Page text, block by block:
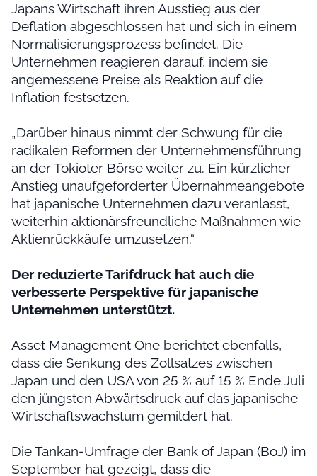
Japans Wirtschaft ihren Ausstieg aus der
Deflation abgeschlossen hat und sich in einem
Normalisierungsprozess befindet. Die
Unternehmen reagieren darauf, indem sie
angemessene Preise als Reaktion auf die
Inflation festsetzen.
„Darüber hinaus nimmt der Schwung für die
radikalen Reformen der Unternehmensführung
an der Tokioter Börse weiter zu. Ein kürzlicher
Anstieg unaufgeforderter Übernahmeangebote
hat japanische Unternehmen dazu veranlasst,
weiterhin aktionärsfreundliche Maßnahmen wie
Aktienrückkäufe umzusetzen.“
Der reduzierte Tarifdruck hat auch die
verbesserte Perspektive für japanische
Unternehmen unterstützt.
Asset Management One berichtet ebenfalls,
dass die Senkung des Zollsatzes zwischen
Japan und den USA von 25 % auf 15 % Ende Juli
den jüngsten Abwärtsdruck auf das japanische
Wirtschaftswachstum gemildert hat.
Die Tankan-Umfrage der Bank of Japan (BoJ) im
September hat gezeigt, dass die